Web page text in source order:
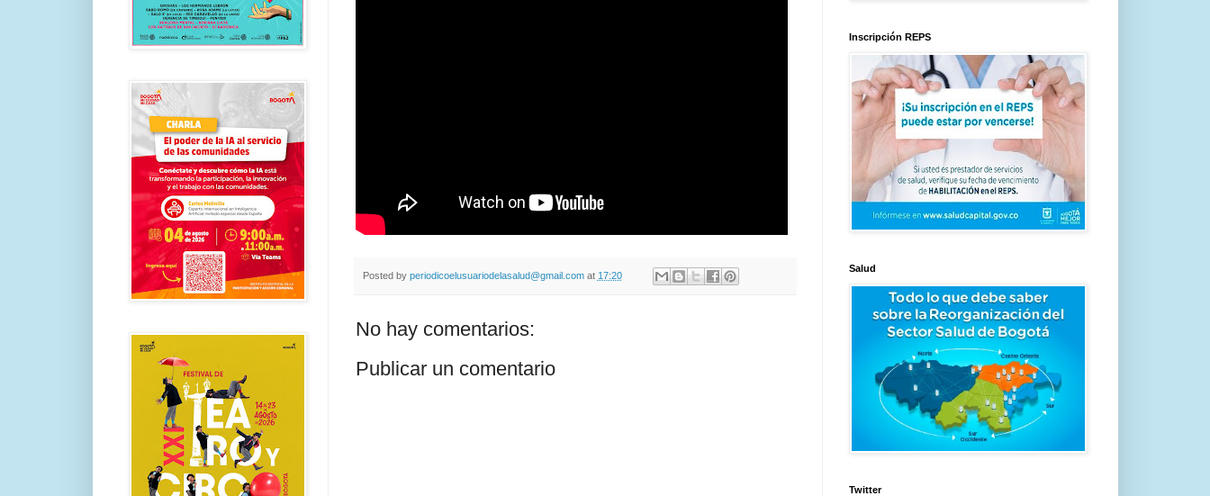
Posted by periodicoelusuariodelasalud@gmail.com at 17:20
No hay comentarios:
Publicar un comentario
Inscripción REPS
Salud
Twitter